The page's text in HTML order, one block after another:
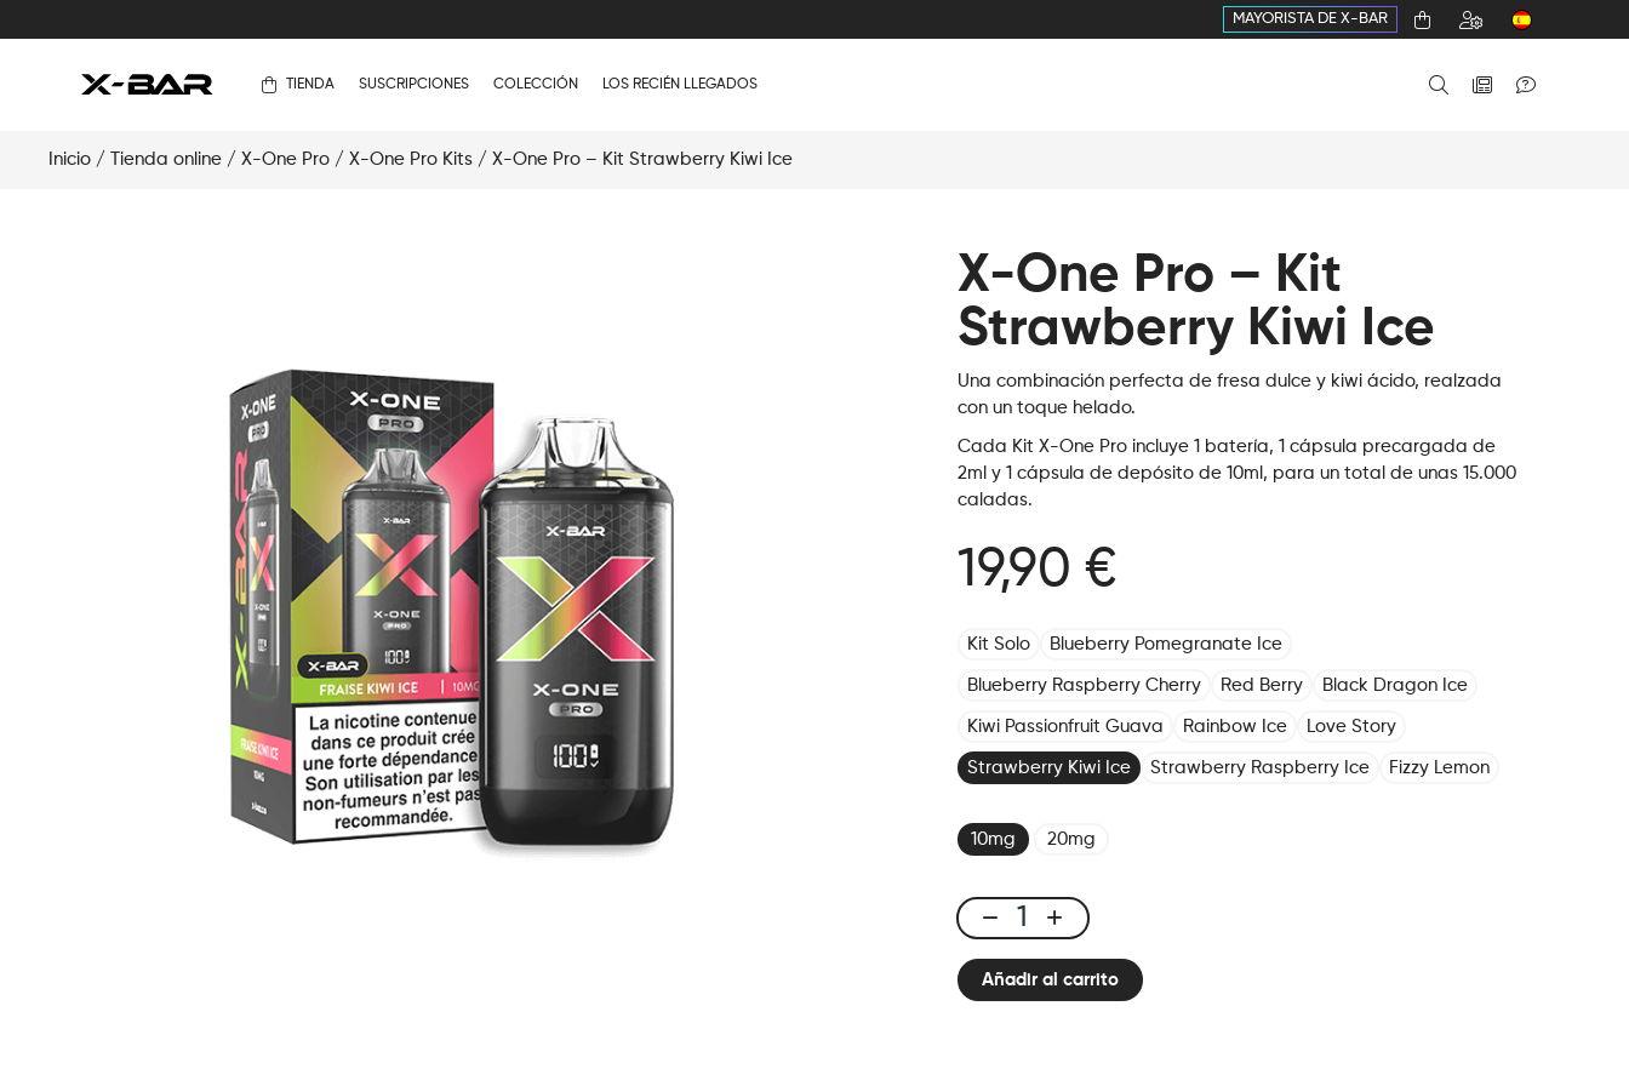
MAYORISTA DE X-BAR
TIENDA SUSCRIPCIONES COLECCIÓN LOS RECIÉN LLEGADOS
Inicio / Tienda online / X-One Pro / X-One Pro Kits / X-One Pro – Kit Strawberry Kiwi Ice
X-One Pro – Kit
Strawberry Kiwi Ice
Una combinación perfecta de fresa dulce y kiwi ácido, realzada
con un toque helado.
Cada Kit X-One Pro incluye 1 batería, 1 cápsula precargada de
2ml y 1 cápsula de depósito de 10ml, para un total de unas 15.000
caladas.
19,90 €
Kit Solo Blueberry Pomegranate Ice
Blueberry Raspberry Cherry Red Berry Black Dragon Ice
Kiwi Passionfruit Guava Rainbow Ice Love Story
Strawberry Kiwi Ice Strawberry Raspberry Ice Fizzy Lemon
10mg 20mg
X-
One
Pro
Añadir al carrito